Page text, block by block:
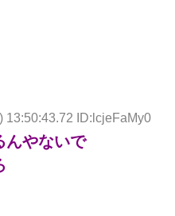
13:50:43.72 ID:lcjeFaMy0
んやないで